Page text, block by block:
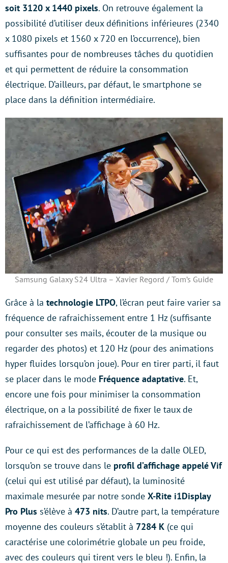
soit 3120 x 1440 pixels. On retrouve également la
possibilité d’utiliser deux définitions inférieures (2340
x 1080 pixels et 1560 x 720 en l’occurrence), bien
suffisantes pour de nombreuses tâches du quotidien
et qui permettent de réduire la consommation
électrique. D’ailleurs, par défaut, le smartphone se
place dans la définition intermédiaire.
Samsung Galaxy S24 Ultra – Xavier Regord / Tom’s Guide
Grâce à la technologie LTPO, l’écran peut faire varier sa
fréquence de rafraichissement entre 1 Hz (suffisante
pour consulter ses mails, écouter de la musique ou
regarder des photos) et 120 Hz (pour des animations
hyper fluides lorsqu’on joue). Pour en tirer parti, il faut
se placer dans le mode Fréquence adaptative. Et,
encore une fois pour minimiser la consommation
électrique, on a la possibilité de fixer le taux de
rafraichissement de l’affichage à 60 Hz.
Pour ce qui est des performances de la dalle OLED,
lorsqu’on se trouve dans le profil d’affichage appelé Vif
(celui qui est utilisé par défaut), la luminosité
maximale mesurée par notre sonde X-Rite i1Display
Pro Plus s’élève à 473 nits. D’autre part, la température
moyenne des couleurs s’établit à 7284 K (ce qui
caractérise une colorimétrie globale un peu froide,
avec des couleurs qui tirent vers le bleu !). Enfin, la